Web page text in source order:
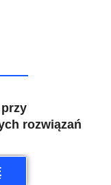
rozwiązań